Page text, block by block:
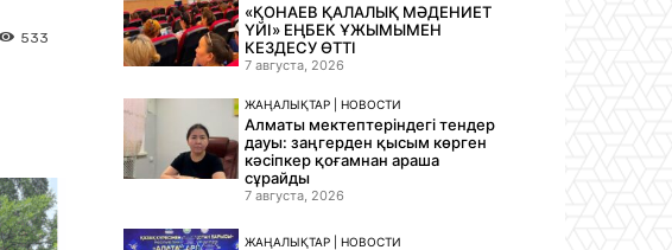
533
«ҚОНАЕВ ҚАЛАЛЫҚ МӘДЕНИЕТ
ҮЙІ» ЕҢБЕК ҰЖЫМЫМЕН
КЕЗДЕСУ ӨТТІ
7 августа, 2026
ЖАҢАЛЫҚТАР | НОВОСТИ
Алматы мектептеріндегі тендер
дауы: заңгерден қысым көрген
кәсіпкер қоғамнан араша
сұрайды
7 августа, 2026
ЖАҢАЛЫҚТАР | НОВОСТИ